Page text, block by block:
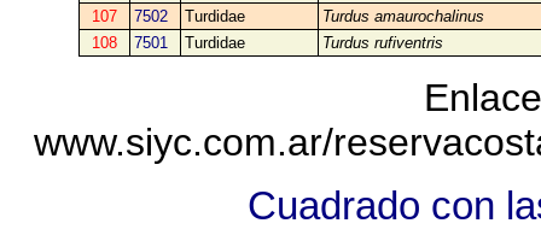
107
7502 Turdidae
Turdus amaurochalinus
108
7501 Turdidae Turdus rufiventris
www.siyc.com.ar/
Cuadrado con